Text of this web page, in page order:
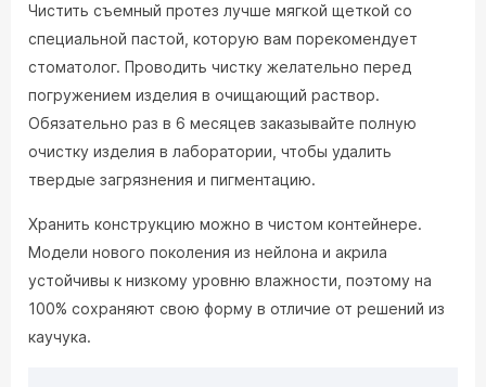
Чистить съемный протез лучше мягкой щеткой со
специальной пастой, которую вам порекомендует
стоматолог. Проводить чистку желательно перед
погружением изделия в очищающий раствор.
Обязательно раз в 6 месяцев заказывайте полную
очистку изделия в лаборатории, чтобы удалить
твердые загрязнения и пигментацию.
Хранить конструкцию можно в чистом контейнере.
Модели нового поколения из нейлона и акрила
устойчивы к низкому уровню влажности, поэтому на
100% сохраняют свою форму в отличие от решений из
каучука.